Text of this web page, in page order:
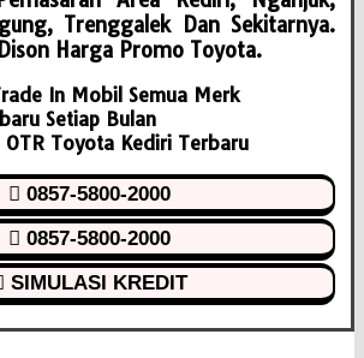
Trenggalek Dan Sekitarnya.
Harga Promo Toyota.
In Mobil Semua Merk
Setiap Bulan
Toyota Kediri Terbaru
0857-5800-2000
0857-5800-2000
SIMULASI KREDIT